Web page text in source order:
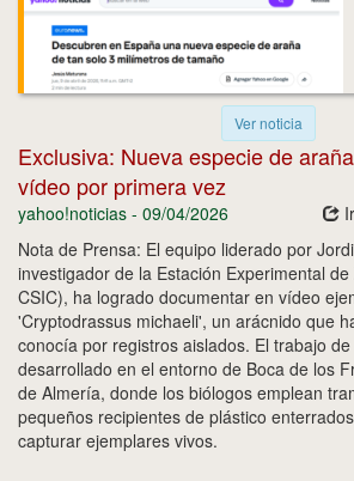
Ver noticia
Exclusiva: Nueva especie de
vídeo por primera vez
yahoo!noticias - 09/04/2026
Nota de Prensa: El equipo liderado por
investigador de la Estación Experimental
CSIC), ha logrado documentar en vídeo
'Cryptodrassus michaeli', un arácnido que
conocía por registros aislados. El trabajo
desarrollado en el entorno de Boca de los
de Almería, donde los biólogos emplean
pequeños recipientes de plástico
capturar ejemplares vivos.